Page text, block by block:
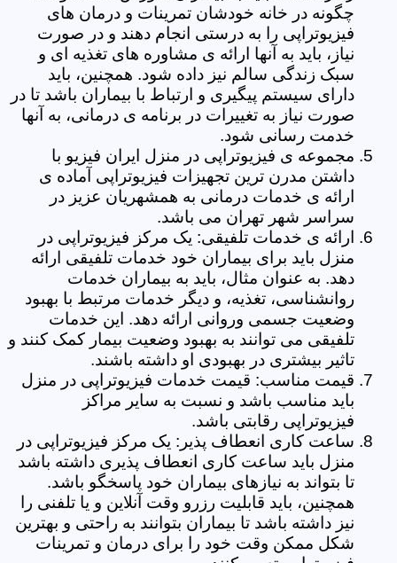
چگونه در خانه خودشان تمرینات و درمان های
فیزیوتراپی را به درستی انجام دهند و در صورت
نیاز، باید به آنها ارائه ی مشاوره های تغذیه ای و
سبک زندگی سالم نیز داده شود. همچنین، باید
دارای سیستم پیگیری و ارتباط با بیماران باشد تا در
صورت نیاز به تغییرات در برنامه ی درمانی، به آنها
خدمت رسانی شود.
مجموعه ی فیزیوتراپی در منزل ایران فیزیو با
داشتن مدرن ترین تجهیزات فیزیوتراپی آماده ی
ارائه ی خدمات درمانی به همشهریان عزیز در
سراسر شهر تهران می باشد.
ارائه ی خدمات تلفیقی: یک مرکز فیزیوتراپی در
منزل باید برای بیماران خود خدمات تلفیقی ارائه
دهد. به عنوان مثال، باید به بیماران خدمات
روانشناسی، تغذیه، و دیگر خدمات مرتبط با بهبود
وضعیت جسمی وروانی ارائه دهد. این خدمات
تلفیقی می توانند به بهبود وضعیت بیمار کمک کنند و
تاثیر بیشتری در بهبودی او داشته باشند.
قیمت مناسب: قیمت خدمات فیزیوتراپی در منزل
باید مناسب باشد و نسبت به سایر مراکز
فیزیوتراپی رقابتی باشد.
ساعت کاری انعطاف پذیر: یک مرکز فیزیوتراپی در
منزل باید ساعت کاری انعطاف پذیری داشته باشد
تا بتواند به نیازهای بیماران خود پاسخگو باشد.
همچنین، باید قابلیت رزرو وقت آنلاین و یا تلفنی را
نیز داشته باشد تا بیماران بتوانند به راحتی و بهترین
شکل ممکن وقت خود را برای درمان و تمرینات